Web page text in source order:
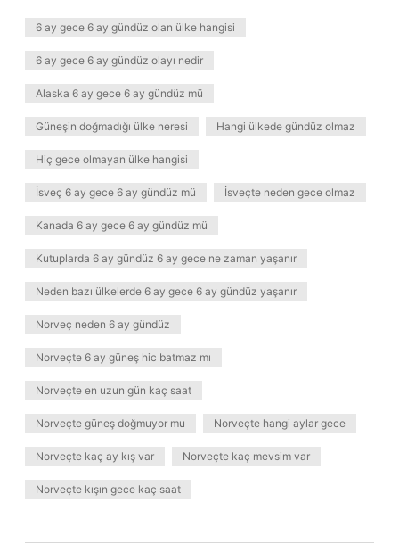
6 ay gece 6 ay gündüz olan ülke hangisi
6 ay gece 6 ay gündüz olayı nedir
Alaska 6 ay gece 6 ay gündüz mü
Güneşin doğmadığı ülke neresi Hangi ülkede gündüz olmaz
Hiç gece olmayan ülke hangisi
İsveç 6 ay gece 6 ay gündüz mü İsveçte neden gece olmaz
Kanada 6 ay gece 6 ay gündüz mü
Kutuplarda 6 ay gündüz 6 ay gece ne zaman yaşanır
Neden bazı ülkelerde 6 ay gece 6 ay gündüz yaşanır
Norveç neden 6 ay gündüz
Norveçte 6 ay güneş hic batmaz mı
Norveçte en uzun gün kaç saat
Norveçte güneş doğmuyor mu Norveçte hangi aylar gece
Norveçte kaç ay kış var Norveçte kaç mevsim var
Norveçte kışın gece kaç saat